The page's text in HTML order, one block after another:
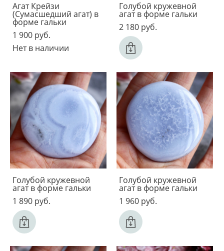
Агат Крейзи
(Сумасшедший агат) в
форме гальки
1 900 pуб.
Нет в наличии
Голубой кружевной
агат в форме гальки
2 180 pуб.
Голубой кружевной
агат в форме гальки
1 890 pуб.
Голубой кружевной
агат в форме гальки
1 960 pуб.